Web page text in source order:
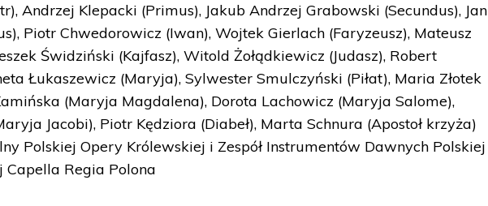
Andrzej Klepacki (Primus), Jakub Andrzej Grabowski (Secundus), Jan
Piotr Chwedorowicz (Iwan), Wojtek Gierlach (Faryzeusz), Mateusz
Świdziński (Kajfasz), Witold Żołądkiewicz (Judasz), Robert
Łukaszewicz (Maryja), Sylwester Smulczyński (Piłat), Maria Złotek
(Maryja Magdalena), Dorota Lachowicz (Maryja Salome),
Jacobi), Piotr Kędziora (Diabeł), Marta Schnura (Apostoł krzyża)
Polskiej Opery Królewskiej i Zespół Instrumentów Dawnych Polskiej
Capella Regia Polona